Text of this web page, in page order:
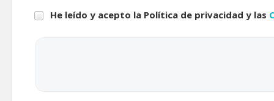
He leído y acepto la Política de privacidad y las